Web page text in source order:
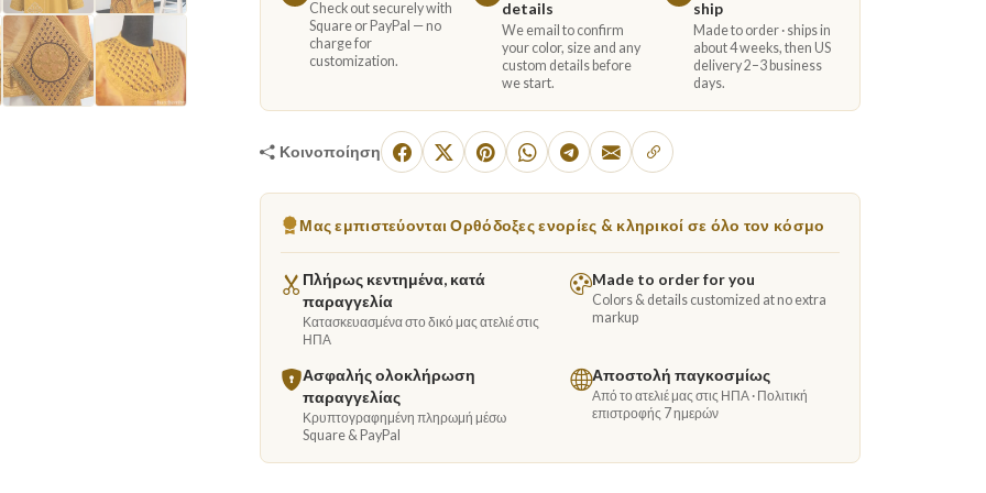
Check out securely with
Square or PayPal — no
charge for
customization.
details
We email to confirm
your color, size and any
custom details before
we start.
ship
Made to order · ships in
about 4 weeks, then US
delivery 2–3 business
days.
Κοινοποίηση
Μας εμπιστεύονται Ορθόδοξες ενορίες & κληρικοί σε όλο τον κόσμο
Πλήρως κεντημένα, κατά
παραγγελία
Κατασκευασμένα στο δικό μας ατελιέ στις
ΗΠΑ
Made to order for you
Colors & details customized at no extra
markup
Ασφαλής ολοκλήρωση
παραγγελίας
Κρυπτογραφημένη πληρωμή μέσω
Square & PayPal
Αποστολή παγκοσμίως
Από το ατελιέ μας στις ΗΠΑ · Πολιτική
επιστροφής 7 ημερών